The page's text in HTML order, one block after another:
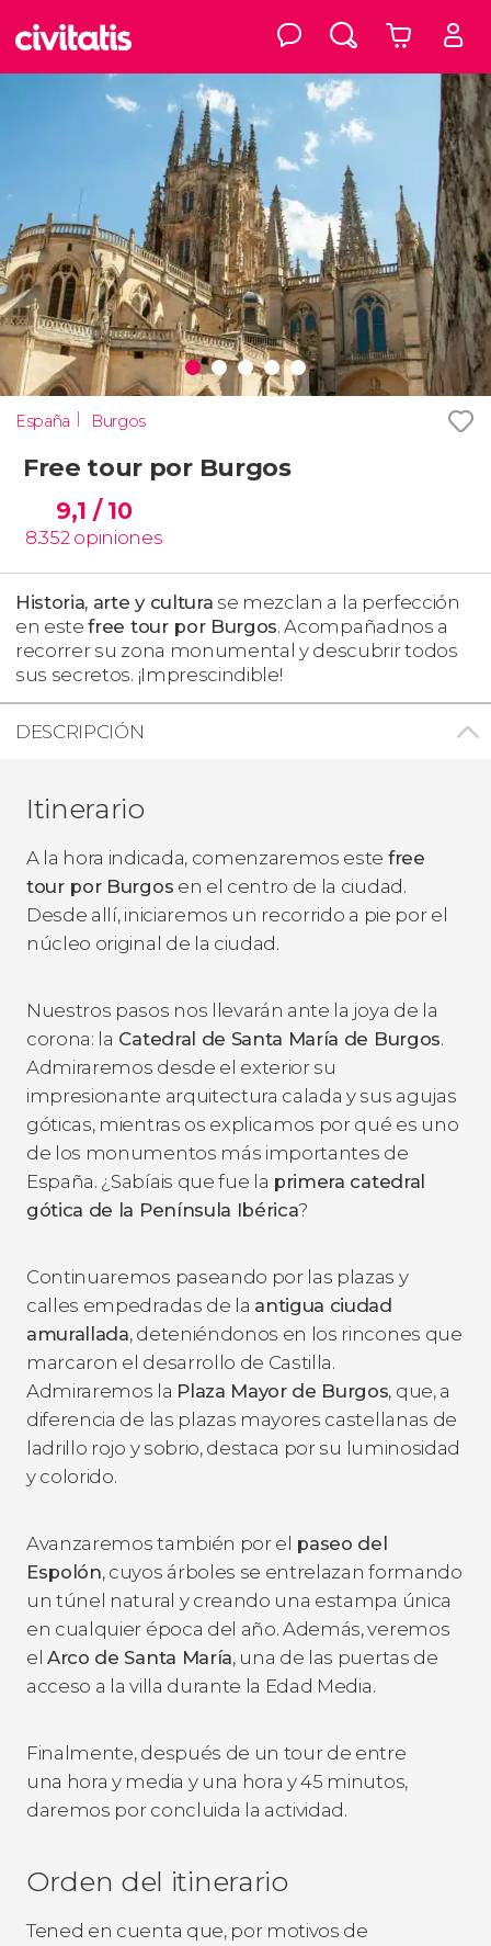
España Burgos
Free tour por Burgos
9,1 / 10
8.352 opiniones
Historia, arte y cultura se mezclan a la perfección
en estefree tour por Burgos. Acompañadnos a
recorrer su zona monumental y descubrir todos
sus secretos. ¡Imprescindible!
DESCRIPCIÓN
Itinerario
A la hora indicada, comenzaremos este free
tour por Burgos en el centro de la ciudad.
Desde allí, iniciaremos un recorrido a pie por el
núcleo original de la ciudad.
Nuestros pasos nos llevarán ante la joya de la
corona: la Catedral de Santa María de Burgos.
Admiraremos desde el exterior su
impresionante arquitectura calada y sus agujas
góticas, mientras os explicamos por qué es uno
de los monumentos más importantes de
España. ¿Sabíais que fue la primera catedral
gótica de la Península Ibérica?
Continuaremos paseando por las plazas y
calles empedradas de la antigua ciudad
amurallada, deteniéndonos en los rincones que
marcaron el desarrollo de Castilla.
Admiraremos la Plaza Mayor de Burgos, que, a
diferencia de las plazas mayores castellanas de
ladrillo rojo y sobrio, destaca por su luminosidad
y colorido.
Avanzaremos también por el paseo del
Espolón, cuyos árboles se entrelazan formando
un túnel natural y creando una estampa única
en cualquier época del año. Además, veremos
elArco de Santa María, una de las puertas de
acceso a la villa durante la Edad Media.
Finalmente, después de un tour de entre
una hora y media y una hora y 45 minutos,
daremos por concluida la actividad.
Orden del itinerario
Tened en cuenta que, por motivos de